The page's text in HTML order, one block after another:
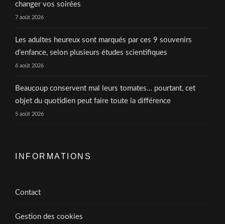
changer vos soirées
7 août 2026
Les adultes heureux sont marqués par ces 9 souvenirs
d’enfance, selon plusieurs études scientifiques
6 août 2026
Beaucoup conservent mal leurs tomates… pourtant, cet
objet du quotidien peut faire toute la différence
5 août 2026
INFORMATIONS
Contact
Gestion des cookies